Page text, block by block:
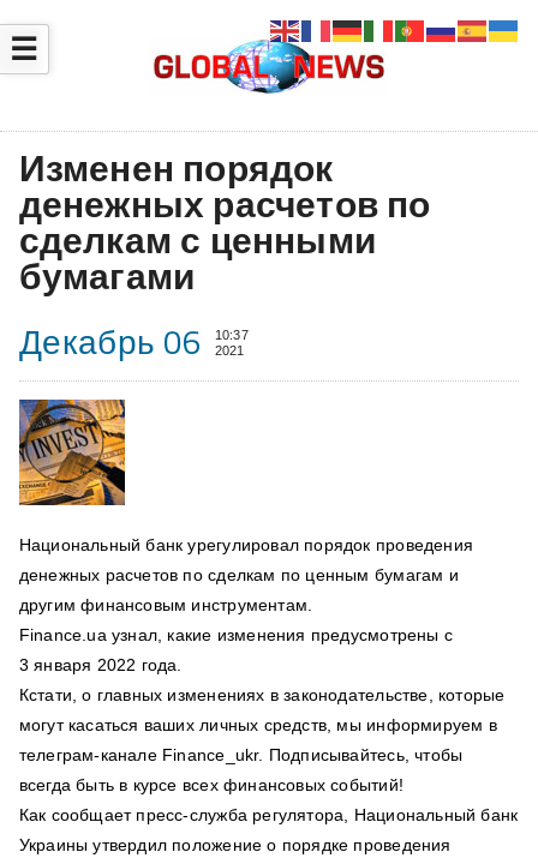
☰
Изменен порядок
денежных расчетов по
сделкам с ценными
бумагами
Декабрь 06
10:37
2021
Национальный банк урегулировал порядок проведения
денежных расчетов по сделкам по ценным бумагам и
другим финансовым инструментам.
Finance.ua узнал, какие изменения предусмотрены с
3 января 2022 года.
Кстати, о главных изменениях в законодательстве, которые
могут касаться ваших личных средств, мы информируем в
телеграм-канале Finance_ukr. Подписывайтесь, чтобы
всегда быть в курсе всех финансовых событий!
Как сообщает пресс-служба регулятора, Национальный банк
Украины утвердил положение о порядке проведения